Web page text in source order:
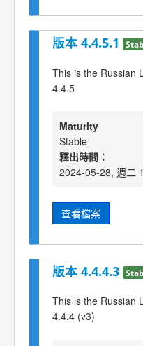
版本 4.4.5.1
This is the Russian
4.4.5
Maturity
Stable
釋出時間：
2024-05-28, 週二
查看檔案
版本 4.4.4.3
This is the Russian
4.4.4 (v3)